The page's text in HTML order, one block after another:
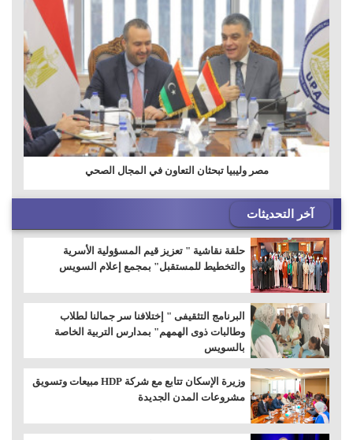
مصر وليبيا تبحثان التعاون في المجال الصحي
آخر التحديثات
حلقة نقاشية " تعزيز قيم المسؤولية الأسرية
والتخطيط للمستقبل" بمجمع إعلام السويس
البرنامج التثقيفى " إختلافنا سر جمالنا لطلاب
وطالبات ذوى الهمهم" بمدارس التربية الخاصة
بالسويس
وزيرة الإسكان تتابع مع شركة HDP مبيعات وتسويق
مشروعات المدن الجديدة